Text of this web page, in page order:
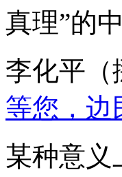
真理”的
李化平（
等您，边
某种意义